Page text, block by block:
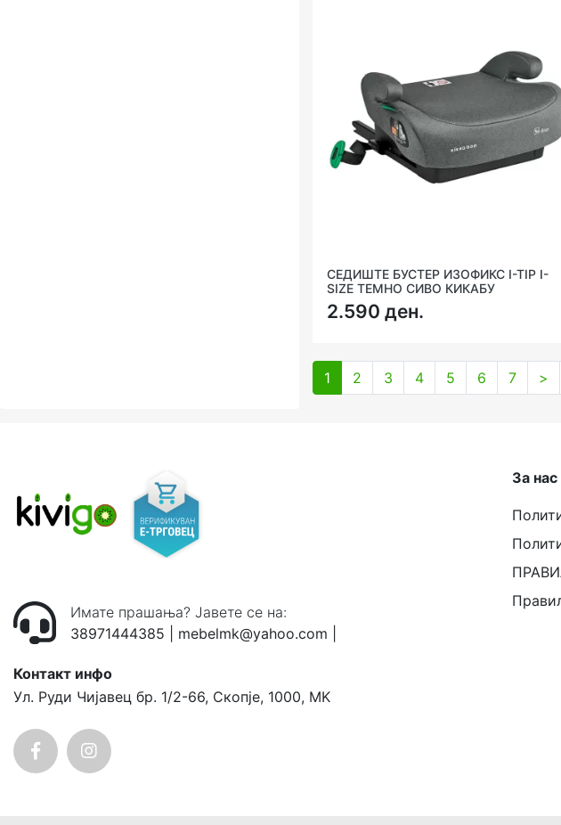
СЕДИШТЕ БУСТЕР ИЗОФИКС I-TIP I-
SIZE ТЕМНО СИВО КИКАБУ
2.590 ден.
1 2 3 4 5 6 7 >
Имате прашања? Јавете се на:
38971444385
mebelmk@yahoo.com
Контакт инфо
Ул. Руди Чијавец бр. 1/2-66, Скопје, 1000, MK
За нас